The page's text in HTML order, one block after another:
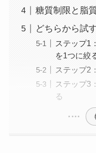
糖質制限と脂
どちらから試
ステップ1
を1つに絞
ステップ2
ステップ3
る